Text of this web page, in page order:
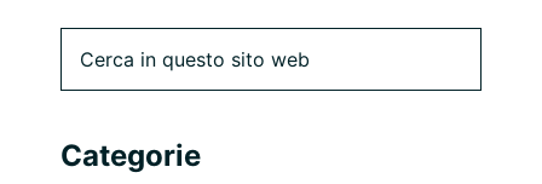
Barra
laterale
primaria
web
Categorie